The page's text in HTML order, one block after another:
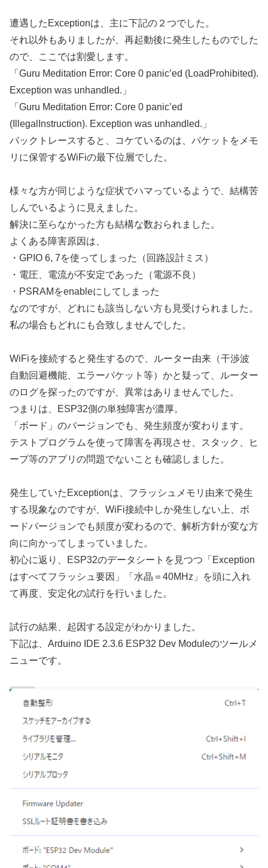
遭遇したExceptionは、主に下記の２つでした。
それ以外もありましたが、再起動後に発生したものでした
ので、ここでは割愛します。
「Guru Meditation Error: Core 0 panic’ed (LoadProhibited).
Exception was unhandled.」
「Guru Meditation Error: Core 0 panic’ed
(IllegalInstruction). Exception was unhandled.」
バックトレースすると、コケているのは、パケットをメモ
リに保管するWiFiの最下位層でした。
様々な方が同じような症状でハマっているようで、結構苦
しんでいるように見えました。
解決に至らなかった方も結構な数おられました。
よくある障害原因は、
・GPIO 6, 7を使ってしまった（回路設計ミス）
・電圧、電流が不安定であった（電源不良）
・PSRAMをenableにしてしまった
なのですが、どれにも該当しない方も見受けられました。
私の場合もどれにも合致しませんでした。
WiFiを接続すると発生するので、ルーター由来（干渉波
自動回避機能、エラーパケット等）かと疑って、ルーター
のログを探ったのですが、異常はありませんでした。
つまりは、ESP32側の単独障害が濃厚。
「ボード」のバージョンでも、発生頻度が変わります。
テストプログラムを使って障害を再現させ、スタック、ヒ
ープ等のアプリの問題でないことも確認しました。
発生していたExceptionは、フラッシュメモリ由来で発生
する現象なのですが、WiFi接続中しか発生しない上、ボ
ードバージョンでも頻度が変わるので、解析方針が変な方
向に向かってしまっていました。
初心に返り、ESP32のデータシートを見つつ「Exception
はすべてフラッシュ要因」「水晶＝40MHz」を頭に入れ
て再度、安定化の試行を行いました。
試行の結果、起因する設定がわかりました。
下記は、Arduino IDE 2.3.6 ESP32 Dev Moduleのツールメ
ニューです。